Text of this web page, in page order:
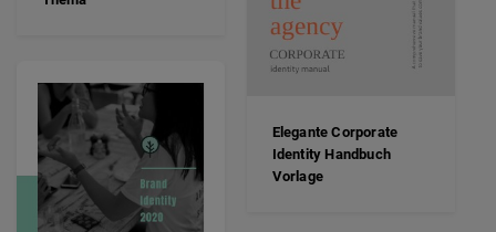
Elegante Corporate
Identity Handbuch
Vorlage